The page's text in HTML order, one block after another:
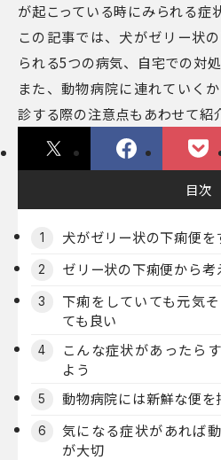
が起こっている時にみられる症状
この記事では、犬がゼリー状
られる5つの病気、自宅での対
また、動物病院に連れていく
診する際の注意点もあわせて紹
目次
1 犬がゼリー状の下痢便を
2 ゼリー状の下痢便から
3
下痢をしていても元気
ても良い
4
こんな症状があったら
よう
5 動物病院には新鮮な便を
6
気になる症状があれば
が大切